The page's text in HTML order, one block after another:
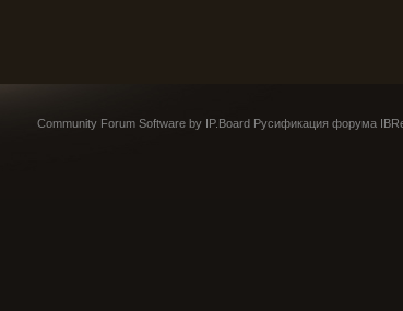
Community Forum Software by IP.Board Русификация форума